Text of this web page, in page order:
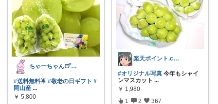
ちゃーちゃん‪ꯁꯧありがとう🫶🏻💕
#送料無料🌟 #敬老の日ギフト #
岡山産 ...
￥ 5,800
楽天ポイント.com お買い物マラソン中
#オリジナル写真 今年もシャイ
ンマスカット ...
￥ 1,980
1 2 367